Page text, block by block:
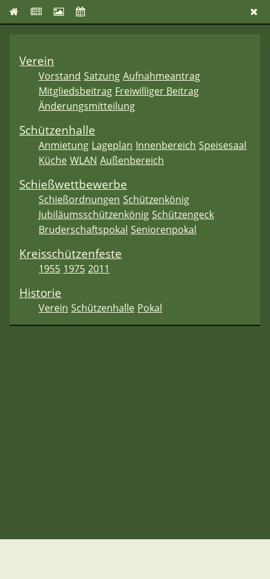
Verein
Vorstand Satzung Aufnahmeantrag
Mitgliedsbeitrag Freiwilliger Beitrag
Änderungsmitteilung
Schützenhalle
Anmietung Lageplan Innenbereich Speisesaal
Küche WLAN Außenbereich
Schießwettbewerbe
Schießordnungen Schützenkönig
Jubiläumsschützenkönig Schützengeck
Bruderschaftspokal Seniorenpokal
Kreisschützenfeste
1955 1975 2011
Historie
Verein Schützenhalle Pokal